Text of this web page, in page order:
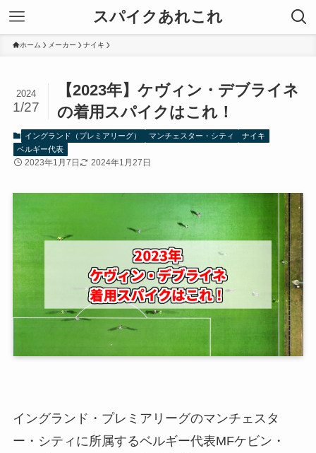
スパイクあれこれ
ホーム メーカー ナイキ
【2023年】ケヴィン・デブライネ
の着用スパイクはこれ！
2024
1/27
イングランド（プレミアリーグ） マンチェスター・シティ
ナイキ
ベルギー代表
2023年1月7日 2024年1月27日
イングランド・プレミアリーグのマンチェスタ
ー・シティに所属するベルギー代表MFケビン・